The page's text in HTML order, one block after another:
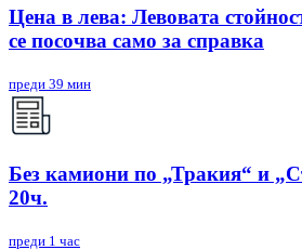
Цена в лева: Левовата
се посочва само за справка
преди 39 мин
Без камиони по „Тракия“ и
20ч.
преди 1 час